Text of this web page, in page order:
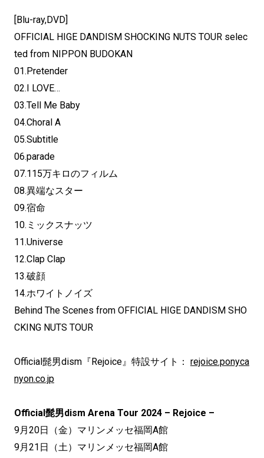
[Blu-ray,DVD]
OFFICIAL HIGE DANDISM SHOCKING NUTS TOUR selec
ted from NIPPON BUDOKAN
01.Pretender
02.I LOVE…
03.Tell Me Baby
04.Choral A
05.Subtitle
06.parade
07.115万キロのフィルム
08.異端なスター
09.宿命
10.ミックスナッツ
11.Universe
12.Clap Clap
13.破顔
14.ホワイトノイズ
Behind The Scenes from OFFICIAL HIGE DANDISM SHO
CKING NUTS TOUR
Official髭男dism『Rejoice』特設サイト： rejoice.ponyca
nyon.co.jp
Official髭男dism Arena Tour 2024 – Rejoice –
9月20日（金）マリンメッセ福岡A館
9月21日（土）マリンメッセ福岡A館